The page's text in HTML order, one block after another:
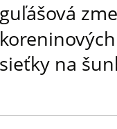
guľášová
sieťky na